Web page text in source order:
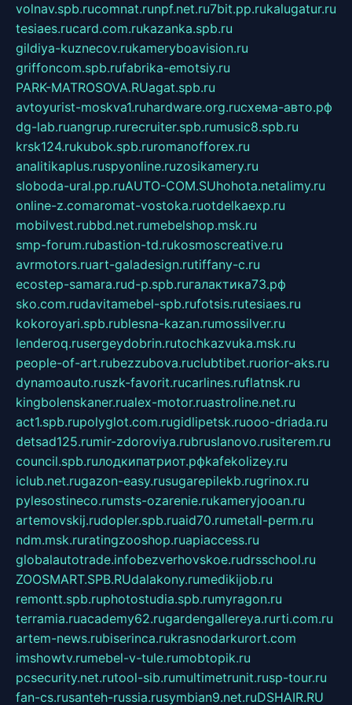
volnav.spb.rucomnat.runpf.net.ru7bit.pp.rukalugatur.ru
tesiaes.rucard.com.rukazanka.spb.ru
gildiya-kuznecov.rukameryboavision.ru
griffoncom.spb.rufabrika-emotsiy.ru
PARK-MATROSOVA.RUagat.spb.ru
avtoyurist-moskva1.ruhardware.org.ruсхема-авто.рф
dg-lab.ruangrup.rurecruiter.spb.rumusic8.spb.ru
krsk124.rukubok.spb.ruromanofforex.ru
analitikaplus.ruspyonline.ruzosikamery.ru
sloboda-ural.pp.ruAUTO-COM.SUhohota.netalimy.ru
online-z.comaromat-vostoka.ruotdelkaexp.ru
mobilvest.rubbd.net.rumebelshop.msk.ru
smp-forum.rubastion-td.rukosmoscreative.ru
avrmotors.ruart-galadesign.rutiffany-c.ru
ecostep-samara.rud-p.spb.ruгалактика73.рф
sko.com.rudavitamebel-spb.rufotsis.rutesiaes.ru
kokoroyari.spb.rublesna-kazan.rumossilver.ru
lenderoq.rusergeydobrin.rutochkazvuka.msk.ru
people-of-art.rubezzubova.ruclubtibet.ruorior-aks.ru
dynamoauto.ruszk-favorit.rucarlines.ruflatnsk.ru
kingbolenskaner.rualex-motor.ruastroline.net.ru
act1.spb.rupolyglot.com.rugidlipetsk.ruooo-driada.ru
detsad125.rumir-zdoroviya.rubruslanovo.rusiterem.ru
council.spb.ruлодкипатриот.рфkafekolizey.ru
iclub.net.rugazon-easy.rusugarepilekb.rugrinox.ru
pylesostineco.rumsts-ozarenie.rukameryjooan.ru
artemovskij.rudopler.spb.ruaid70.rumetall-perm.ru
ndm.msk.ruratingzooshop.ruapiaccess.ru
globalautotrade.infobezverhovskoe.rudrsschool.ru
ZOOSMART.SPB.RUdalakony.rumedikijob.ru
remontt.spb.ruphotostudia.spb.rumyragon.ru
terramia.ruacademy62.rugardengallereya.rurti.com.ru
artem-news.rubiserinca.rukrasnodarkurort.com
imshowtv.rumebel-v-tule.rumobtopik.ru
pcsecurity.net.rutool-sib.rumultimetrunit.rusp-tour.ru
fan-cs.rusanteh-russia.rusymbian9.net.ruDSHAIR.RU